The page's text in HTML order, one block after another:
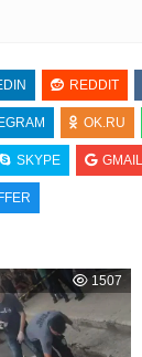
REDDIT
OK.RU
SKYPE GMAIL
1507